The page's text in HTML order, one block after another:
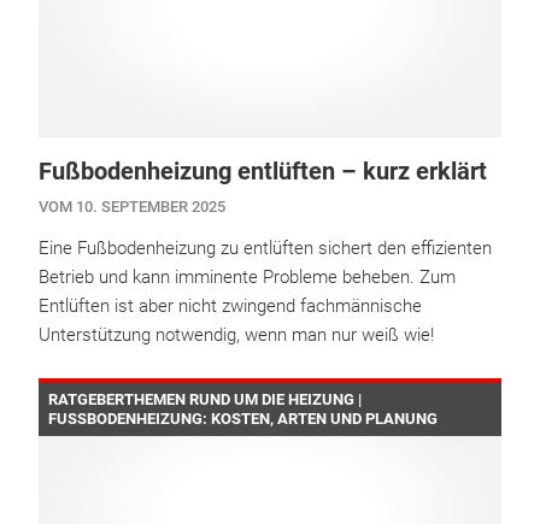
Fußbodenheizung entlüften – kurz erklärt
VOM 10. SEPTEMBER 2025
Eine Fußbodenheizung zu entlüften sichert den effizienten
Betrieb und kann imminente Probleme beheben. Zum
Entlüften ist aber nicht zwingend fachmännische
Unterstützung notwendig, wenn man nur weiß wie!
RATGEBERTHEMEN RUND UM DIE HEIZUNG |
FUSSBODENHEIZUNG: KOSTEN, ARTEN UND PLANUNG